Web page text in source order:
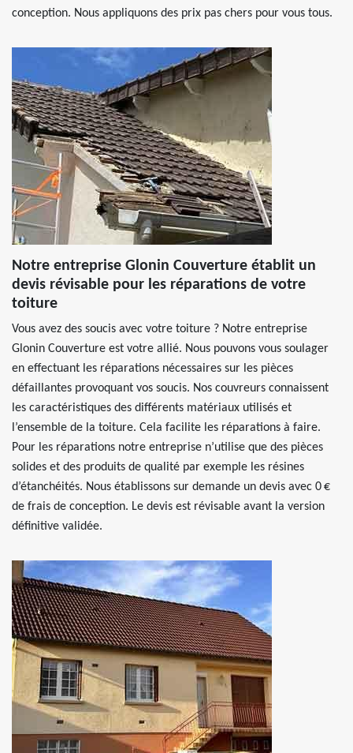
conception. Nous appliquons des prix pas chers pour vous tous.
Notre entreprise Glonin Couverture établit un
devis révisable pour les réparations de votre
toiture
Vous avez des soucis avec votre toiture ? Notre entreprise
Glonin Couverture est votre allié. Nous pouvons vous soulager
en effectuant les réparations nécessaires sur les pièces
défaillantes provoquant vos soucis. Nos couvreurs connaissent
les caractéristiques des différents matériaux utilisés et
l’ensemble de la toiture. Cela facilite les réparations à faire.
Pour les réparations notre entreprise n’utilise que des pièces
solides et des produits de qualité par exemple les résines
d’étanchéités. Nous établissons sur demande un devis avec 0 €
de frais de conception. Le devis est révisable avant la version
définitive validée.